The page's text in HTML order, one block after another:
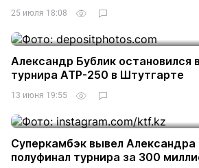
25 июля 18:08
Александр Бублик остановился
турнира ATP-250 в Штутгарте
13 июня 19:55
Суперкамбэк вывел Александра
полуфинал турнира за 300